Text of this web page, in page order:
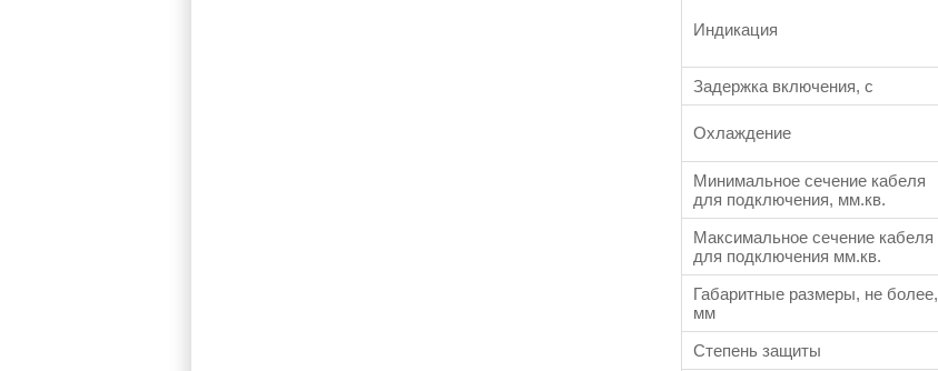
Индикация
Задержка включения, с
Охлаждение
Минимальное сечение кабеля
для подключения, мм.кв.
Максимальное сечение кабеля
для подключения мм.кв.
Габаритные размеры, не более,
мм
Степень защиты